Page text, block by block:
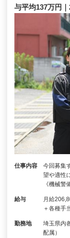
与平均137万円
仕事内容
今回募集
望や適性
《機械
給与
月給
＋各種
勤務地
埼玉県内
配属）